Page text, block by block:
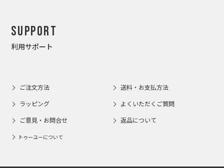
Support
利用サポート
ご注文方法 送料・お支払方法
ラッピング よくいただくご質問
ご意見・お問合せ 返品について
トゥーユーについて